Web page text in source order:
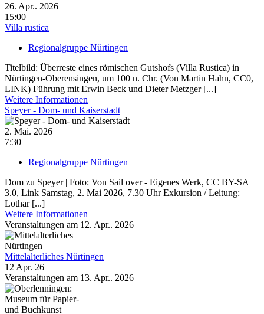
26. Apr.. 2026
15:00
Villa rustica
Regionalgruppe Nürtingen
Titelbild: Überreste eines römischen Gutshofs (Villa Rustica) in
Nürtingen-Oberensingen, um 100 n. Chr. (Von Martin Hahn, CC0,
LINK) Führung mit Erwin Beck und Dieter Metzger [...]
Weitere Informationen
Speyer - Dom- und Kaiserstadt
2. Mai. 2026
7:30
Regionalgruppe Nürtingen
Dom zu Speyer | Foto: Von Sail over - Eigenes Werk, CC BY-SA
3.0, Link Samstag, 2. Mai 2026, 7.30 Uhr Exkursion / Leitung:
Lothar [...]
Weitere Informationen
Veranstaltungen am 12. Apr.. 2026
Mittelalterliches Nürtingen
12 Apr. 26
Veranstaltungen am 13. Apr.. 2026